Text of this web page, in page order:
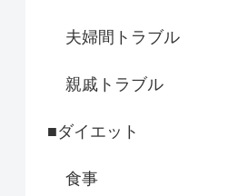
夫婦間トラブル
親戚トラブル
■ダイエット
食事